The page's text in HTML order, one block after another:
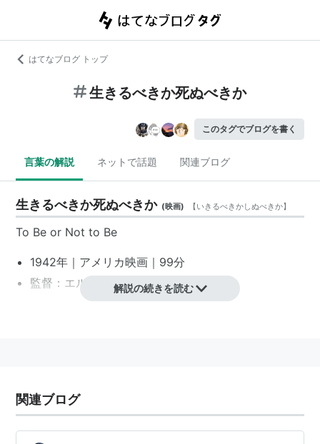
はてなブログ トップ
生きるべきか死ぬべきか
このタグでブログを書く
言葉の解説 ネットで話題 関連ブログ
生きるべきか死ぬべきか (映画) 【いきるべきかしぬべきか】
To Be or Not to Be
1942年｜ アメリカ映画 ｜99分
監督： エルンスト・ルビッチ
エドウィン・ジャスタス・メイヤー
解説の続きを読む
関連ブログ